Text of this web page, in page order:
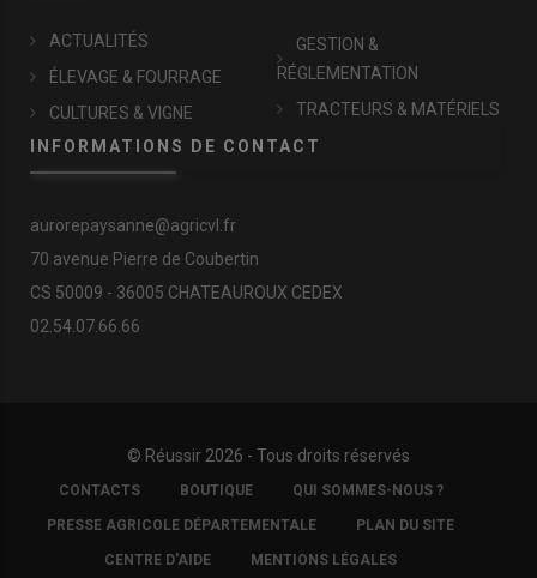
ACTUALITÉS
ÉLEVAGE & FOURRAGE
CULTURES & VIGNE
GESTION &
RÉGLEMENTATION
TRACTEURS & MATÉRIELS
INFORMATIONS DE CONTACT
aurorepaysanne@agricvl.fr
70 avenue Pierre de Coubertin
CS 50009 - 36005 CHATEAUROUX CEDEX
02.54.07.66.66
© Réussir 2026 - Tous droits réservés
FOOTER
COPYRIGHT
CONTACTS BOUTIQUE QUI SOMMES-NOUS ?
PRESSE AGRICOLE DÉPARTEMENTALE PLAN DU SITE
CENTRE D'AIDE MENTIONS LÉGALES